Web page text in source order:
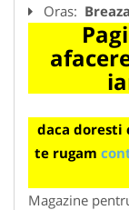
Oras: Breaza
daca doresti
te rugam
Magazine